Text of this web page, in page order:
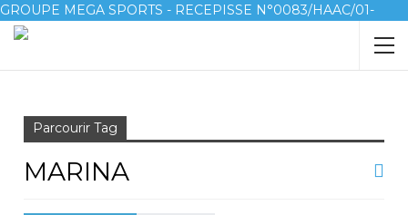
GROUPE MEGA SPORTS - RECEPISSE N°0083/HAAC/01-
2023/pl/P
Parcourir Tag
MARINA